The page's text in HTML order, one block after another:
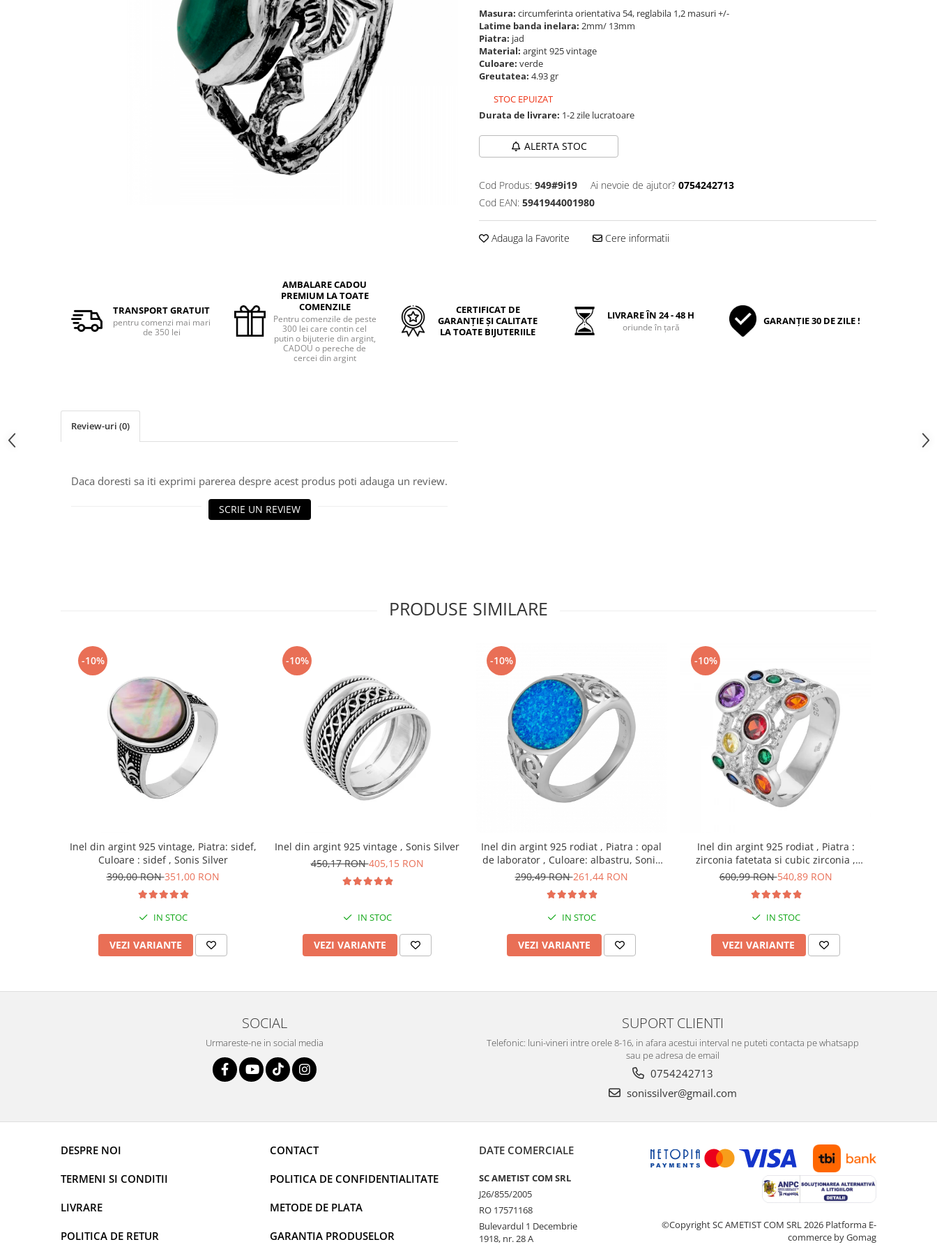
Masura: circumferinta orientativa 54, reglabila 1,2 masuri +/-
Latime banda inelara: 2mm/ 13mm
Piatra: jad
Material: argint 925 vintage
Culoare: verde
Greutatea: 4.93 gr
STOC EPUIZAT
Durata de livrare: 1-2 zile lucratoare
ALERTA STOC
Cod Produs: 949#9i19 Ai nevoie de ajutor? 0754242713
Cod EAN: 5941944001980
Adauga la Favorite Cere informatii
TRANSPORT GRATUIT
pentru comenzi mai mari
de 350 lei
AMBALARE CADOU
PREMIUM LA TOATE
COMENZILE
Pentru comenzile de peste
300 lei care contin cel
putin o bijuterie din argint,
CADOU o pereche de
cercei din argint
CERTIFICAT DE
GARANȚIE ȘI CALITATE
LA TOATE BIJUTERIILE
LIVRARE ÎN 24 - 48 H
oriunde în țară GARANȚIE 30 DE ZILE !
Review-uri (0)
Daca doresti sa iti exprimi parerea despre acest produs poti adauga un review.
SCRIE UN REVIEW
PRODUSE SIMILARE
-10%
Inel din argint 925 vintage, Piatra: sidef,
Culoare : sidef , Sonis Silver
390,00 RON351,00 RON
IN STOC
VEZI VARIANTE
-10%
Inel din argint 925 vintage , Sonis Silver
450,17 RON405,15 RON
IN STOC
VEZI VARIANTE
-10%
Inel din argint 925 rodiat , Piatra : opal
de laborator , Culoare: albastru, Sonis
Silver
290,49 RON261,44 RON
IN STOC
VEZI VARIANTE
-10%
Inel din argint 925 rodiat , Piatra :
zirconia fatetata si cubic zirconia ,
Culoare : multicolor , Sonis Silver
600,99 RON540,89 RON
IN STOC
VEZI VARIANTE
SOCIAL
Urmareste-ne in social media
SUPORT CLIENTI
Telefonic: luni-vineri intre orele 8-16, in afara acestui interval ne puteti contacta pe whatsapp
sau pe adresa de email
0754242713
sonissilver@gmail.com
DESPRE NOI
TERMENI SI CONDITII
LIVRARE
POLITICA DE RETUR
CONTACT
POLITICA DE CONFIDENTIALITATE
METODE DE PLATA
GARANTIA PRODUSELOR
DATE COMERCIALE
SC AMETIST COM SRL
J26/855/2005
RO 17571168
Bulevardul 1 Decembrie
1918, nr. 28 A
©Copyright SC AMETIST COM SRL 2026 Platforma E-
commerce by Gomag